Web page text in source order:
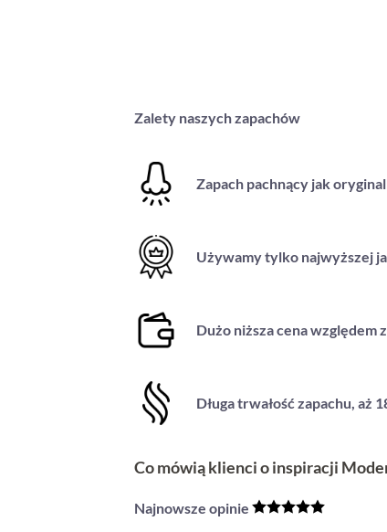
Zalety naszych zapachów
Zapach pachnący jak
Używamy tylko najwyższej
Dużo niższa cena względem
Długa trwałość zapachu, aż
Co mówią klienci o inspiracji
Najnowsze opinie